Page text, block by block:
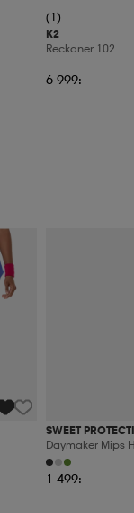
(1)
K2
Reckoner 102
6 999:-
SWEET
Daymaker Mips
1 499:-